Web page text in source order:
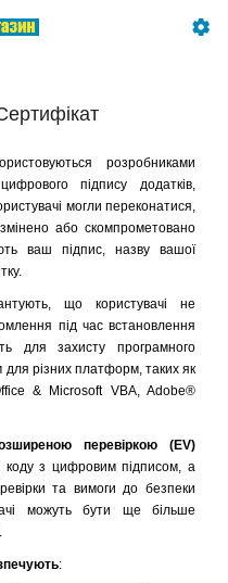
розробниками
підпису додатків,
могли переконатися,
або скомпрометовано
ваш підпис, назву вашої
що користувачі не
під час встановлення
для захисту програмного
різних платформ, таких як
& Microsoft VBA, Adobe®
перевіркою (EV)
коду з цифровим підписом, а
та вимоги до безпеки
можуть бути ще більше
: